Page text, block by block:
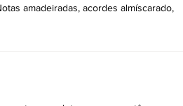
amadeiradas, acordes almíscarado,